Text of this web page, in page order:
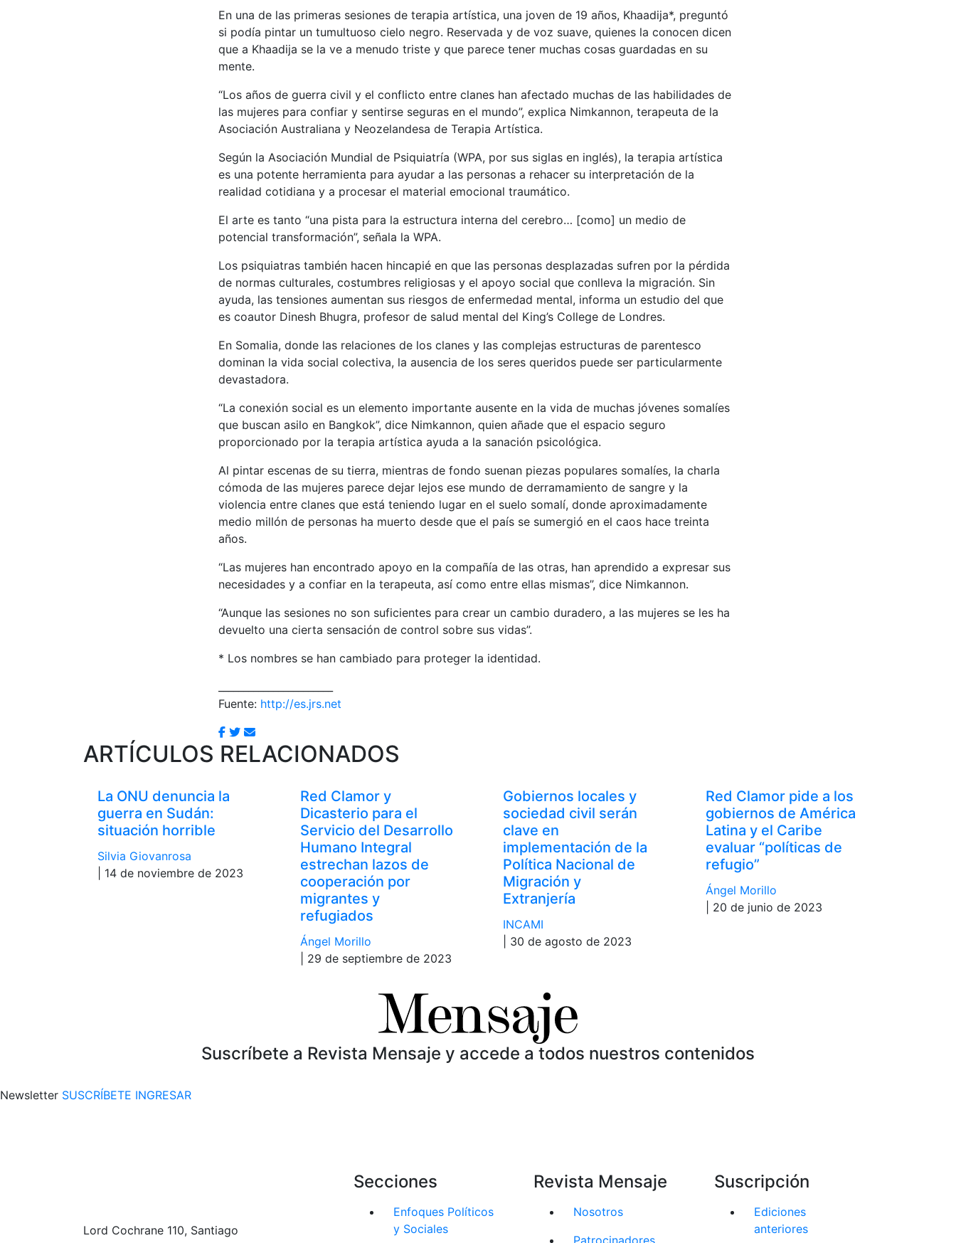
En una de las primeras sesiones de terapia artística, una joven de 19 años, Khaadija*, preguntó
si podía pintar un tumultuoso cielo negro. Reservada y de voz suave, quienes la conocen dicen
que a Khaadija se la ve a menudo triste y que parece tener muchas cosas guardadas en su
mente.
“Los años de guerra civil y el conflicto entre clanes han afectado muchas de las habilidades de
las mujeres para confiar y sentirse seguras en el mundo”, explica Nimkannon, terapeuta de la
Asociación Australiana y Neozelandesa de Terapia Artística.
Según la Asociación Mundial de Psiquiatría (WPA, por sus siglas en inglés), la terapia artística
es una potente herramienta para ayudar a las personas a rehacer su interpretación de la
realidad cotidiana y a procesar el material emocional traumático.
El arte es tanto “una pista para la estructura interna del cerebro… [como] un medio de
potencial transformación”, señala la WPA.
Los psiquiatras también hacen hincapié en que las personas desplazadas sufren por la pérdida
de normas culturales, costumbres religiosas y el apoyo social que conlleva la migración. Sin
ayuda, las tensiones aumentan sus riesgos de enfermedad mental, informa un estudio del que
es coautor Dinesh Bhugra, profesor de salud mental del King’s College de Londres.
En Somalia, donde las relaciones de los clanes y las complejas estructuras de parentesco
dominan la vida social colectiva, la ausencia de los seres queridos puede ser particularmente
devastadora.
“La conexión social es un elemento importante ausente en la vida de muchas jóvenes somalíes
que buscan asilo en Bangkok”, dice Nimkannon, quien añade que el espacio seguro
proporcionado por la terapia artística ayuda a la sanación psicológica.
Al pintar escenas de su tierra, mientras de fondo suenan piezas populares somalíes, la charla
cómoda de las mujeres parece dejar lejos ese mundo de derramamiento de sangre y la
violencia entre clanes que está teniendo lugar en el suelo somalí, donde aproximadamente
medio millón de personas ha muerto desde que el país se sumergió en el caos hace treinta
años.
“Las mujeres han encontrado apoyo en la compañía de las otras, han aprendido a expresar sus
necesidades y a confiar en la terapeuta, así como entre ellas mismas”, dice Nimkannon.
“Aunque las sesiones no son suficientes para crear un cambio duradero, a las mujeres se les ha
devuelto una cierta sensación de control sobre sus vidas”.
* Los nombres se han cambiado para proteger la identidad.
Fuente: http://es.jrs.net
ARTÍCULOS RELACIONADOS
La ONU denuncia la
guerra en Sudán:
situación horrible
Silvia Giovanrosa
| 14 de noviembre de 2023
Red Clamor y
Dicasterio para el
Servicio del Desarrollo
Humano Integral
estrechan lazos de
cooperación por
migrantes y
refugiados
Ángel Morillo
| 29 de septiembre de 2023
Gobiernos locales y
sociedad civil serán
clave en
implementación de la
Política Nacional de
Migración y
Extranjería
INCAMI
| 30 de agosto de 2023
Red Clamor pide a los
gobiernos de América
Latina y el Caribe
evaluar “políticas de
refugio”
Ángel Morillo
| 20 de junio de 2023
Suscríbete a Revista Mensaje y accede a todos nuestros contenidos
Newsletter SUSCRÍBETE INGRESAR
Lord Cochrane 110, Santiago
Secciones
Enfoques Políticos
y Sociales
Revista Mensaje
Nosotros
Patrocinadores
Suscripción
Ediciones
anteriores